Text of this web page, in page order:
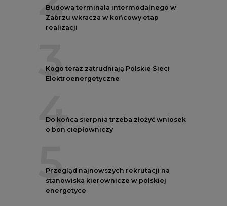
Budowa terminala intermodalnego w
Zabrzu wkracza w końcowy etap
realizacji
3
Kogo teraz zatrudniają Polskie Sieci
Elektroenergetyczne
4
Do końca sierpnia trzeba złożyć wniosek
o bon ciepłowniczy
5
Przegląd najnowszych rekrutacji na
stanowiska kierownicze w polskiej
energetyce